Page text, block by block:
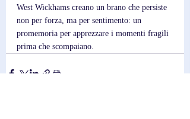
West Wickhams creano un brano che persiste
non per forza, ma per sentimento: un
promemoria per apprezzare i momenti fragili
prima che scompaiano.